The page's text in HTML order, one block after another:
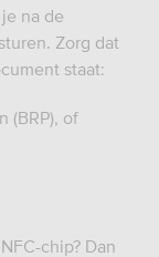
na de
Zorg dat
staat:
(BRP), of
chip? Dan